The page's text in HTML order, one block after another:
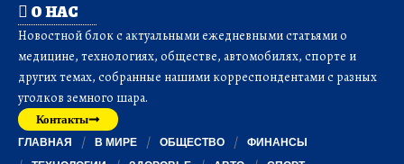
О НАС
Новостной блок с актуальными ежедневными статьями о
медицине, технологиях, обществе, автомобилях, спорте и
других темах, собранные нашими корреспондентами с разных
уголков земного шара.
Контакты
ГЛАВНАЯ В МИРЕ ОБЩЕСТВО
ФИНАНСЫ